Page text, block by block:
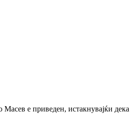
е приведен, истакнувајќи дека